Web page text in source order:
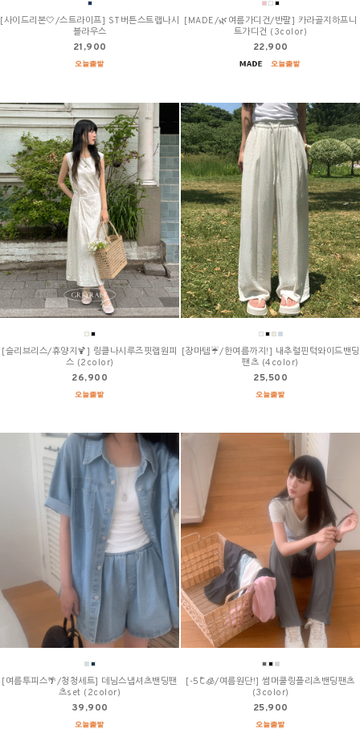
[사이드리본🤍/스트라이프] ST버튼스트랩나시
블라우스
21,900
[MADE/🌿여름가디건/반팔] 카라골지하프니
트가디건 (3color)
22,900
[슬리브리스/휴양지🍹] 링클나시루즈핏랩원피
스 (2color)
26,900
[장마템☔/한여름까지!] 내추럴핀턱와이드밴딩
팬츠 (4color)
25,500
[여름투피스🌴/청청세트] 데님스냅셔츠밴딩팬
츠set (2color)
39,900
[-5˚C🧊/여름원단!] 썸머쿨링플리츠밴딩팬츠
(3color)
25,900